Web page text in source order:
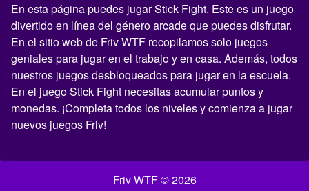
En esta página puedes jugar Stick Fight. Este es un juego
divertido en línea del género arcade que puedes disfrutar.
En el sitio web de Friv WTF recopilamos solo juegos
geniales para jugar en el trabajo y en casa. Además, todos
nuestros juegos desbloqueados para jugar en la escuela.
En el juego Stick Fight necesitas acumular puntos y
monedas. ¡Completa todos los niveles y comienza a jugar
nuevos juegos Friv!
Friv WTF © 2026